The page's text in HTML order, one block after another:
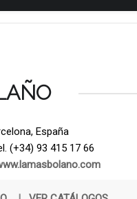
España
(+34) 93 415 17 66